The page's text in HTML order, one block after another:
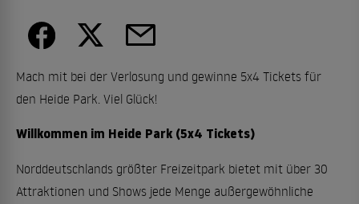
Mach mit bei der Verlosung und gewinne 5x4 Tickets für
den Heide Park. Viel Glück!
Willkommen im Heide Park (5x4 Tickets)
Norddeutschlands größter Freizeitpark bietet mit über 30
Attraktionen und Shows jede Menge außergewöhnliche